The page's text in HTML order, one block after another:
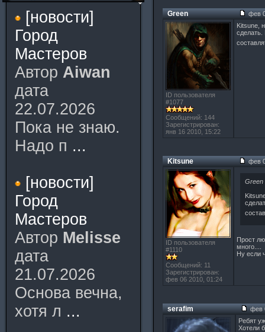
[новости]
Город
Мастеров
Автор Aiwan
дата
22.07.2026
Пока не знаю.
Надо п ...
[новости]
Город
Мастеров
Автор Melisse
дата
21.07.2026
Основа вечна,
хотя л ...
Green фев
ID пользователя
#1077
Сообщений: 144
Зарегистрирован:
янв 16 2010, 15:22
Kitsune,
сделать.
Kitsune фев
ID пользователя
#1110
Сообщений: 11
Зарегистрирован:
фев 06 2010, 01:24
Green
Прост
много....
Ну если
serafim фев
Ребят
Хотели